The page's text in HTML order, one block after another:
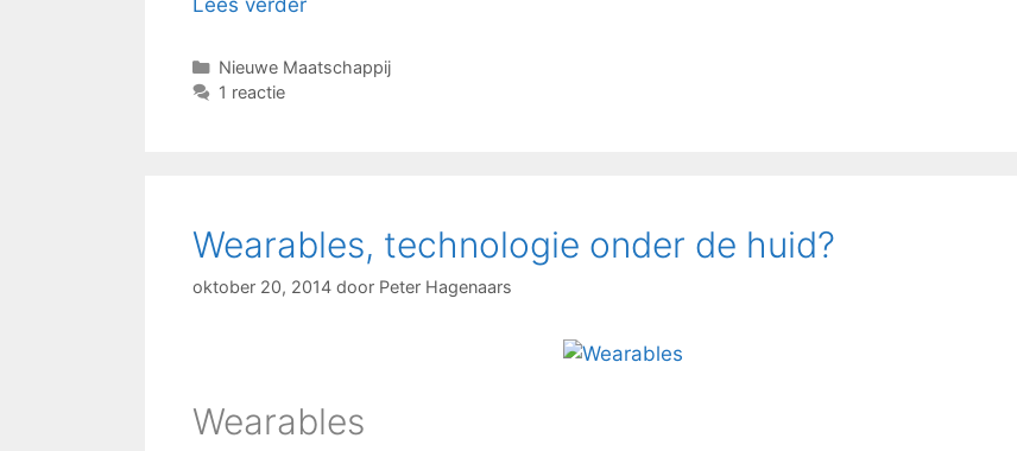
Lees verder
Categorieën
Nieuwe Maatschappij
1 reactie
Wearables, technologie onder de huid?
oktober 20, 2014 door Peter Hagenaars
Wearables